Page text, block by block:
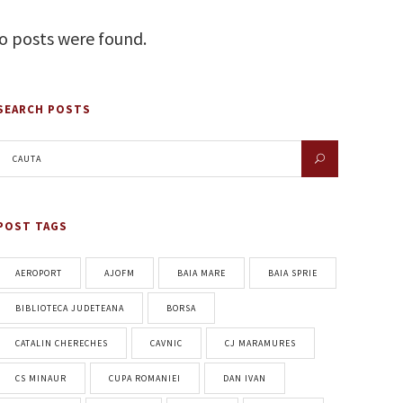
posts were found.
POSTS
TAGS
AEROPORT AJOFM BAIA MARE BAIA SPRIE
BIBLIOTECA JUDETEANA BORSA
CATALIN CHERECHES CAVNIC CJ MARAMURES
CS MINAUR CUPA ROMANIEI DAN IVAN